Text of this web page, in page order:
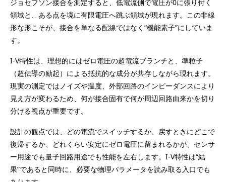
ジョセフソン接合を測定すると、低電流側で電圧が0に張り付く
領域と、ある点を境に有限電圧へ跳ぶ領域が現れます。この非線
形な形こそが、接合を単なる配線ではなく“機能素子”にしていま
す。
I-V特性は、理想的にはゼロ電圧の超電流ブランチと、準粒子
（超伝導の励起）による抵抗的な成分が共存しながら現れます。
現実の測定ではノイズや温度、外部回路のインピーダンスにより
見え方が変わるため、何が接合固有で何が周辺回路由来かを切り
分ける視点が重要です。
設計の観点では、どの電流でスイッチするか、戻すときにどこで
復帰するか、どれくらい安定にゼロ電圧に留まれるかが、センサ
ー用途でも量子回路用途でも性能を左右します。I-V特性は“結
果”であると同時に、必要な物理パラメータを読み取る入口でも